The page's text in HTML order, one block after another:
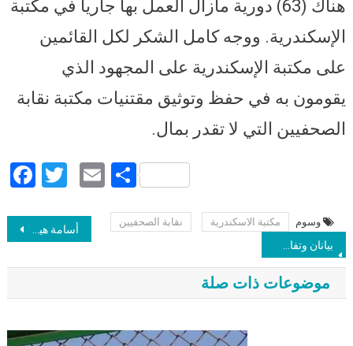
هناك (63) دورية مازال العمل بها جاريا في مكتبة
الإسكندرية. ووجه كامل الشكر لكل القائمين
على مكتبة الإسكندرية على المجهود الذي
يقومون به في حفظ وتوثيق مقتنيات مكتبة نقابة
الصحفيين التي لا تقدر بمال.
Facebook
Twitter
EmailShare
وسوم مكتبة الاسكندرية نقابة الصحفيين
Post navigation
أسامة هيكل عن مادة حسابات التواصل التي يزيد متابعيها عن 5 آلاف بقانون الصحافة: اللي في مصر هنجيبه.. واللي خارجها هنحجبه
موضوعات ذات صلة